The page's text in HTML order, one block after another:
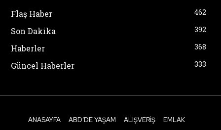
Flaş Haber 462
Son Dakika 392
Haberler 368
Güncel Haberler 333
ANASAYFA ABD’DE YAŞAM ALIŞVERIŞ EMLAK